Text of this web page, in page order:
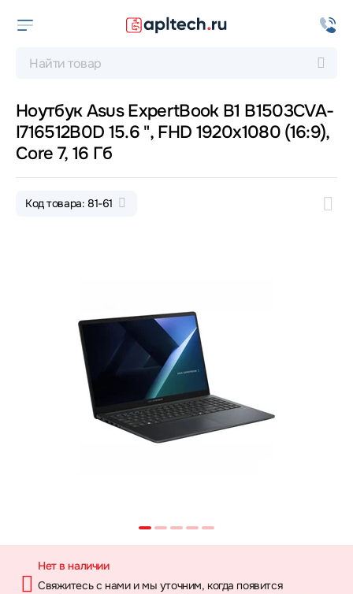
Ноутбук Asus ExpertBook B1 B1503CVA-
I716512B0D 15.6 ", FHD 1920x1080 (16:9),
Core 7, 16 Гб
Код товара: 81-61
Нет в наличии
Свяжитесь с нами и мы уточним, когда появится